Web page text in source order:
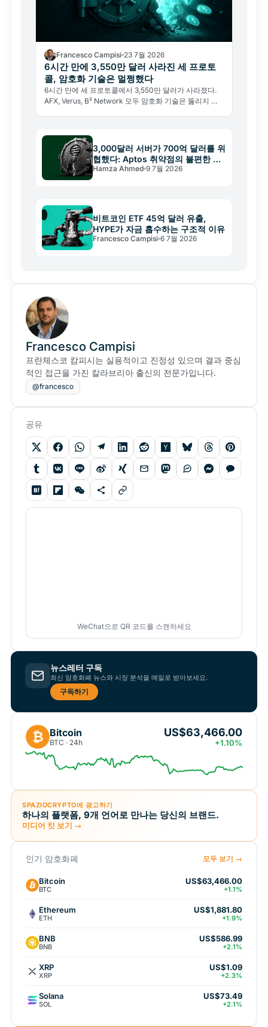
Francesco Campisi 23 7월 2026
6시간 만에 3,550만 달러 사라진 세 프로토
콜, 암호화 기술은 멀쩡했다
6시간 만에 세 프로토콜에서 3,550만 달러가 사라졌다.
AFX, Verus, B² Network 모두 암호화 기술은 뚫리지 않
3,000달러 서버가 700억 달러를 위
협했다: Aptos 취약점의 불편한 교
훈
Hamza Ahmed 9 7월 2026
비트코인 ETF 45억 달러 유출,
HYPE가 자금 흡수하는 구조적 이유
Francesco Campisi 6 7월 2026
Francesco Campisi
프란체스코 캄피시는 실용적이고 진정성 있으며 결과 중심
적인 접근을 가진 칼라브리아 출신의 전문가입니다.
@francesco
공유
WeChat으로 QR 코드를 스캔하세요
뉴스레터 구독
최신 암호화폐 뉴스와 시장 분석을 메일로 받아보세요.
구독하기
₿ Bitcoin
BTC · 24h
US$63,466.00
+1.10%
SPAZIOCRYPTO에 광고하기
하나의 플랫폼, 9개 언어로 만나는 당신의 브랜드.
미디어 킷 보기 →
인기 암호화폐 모두 보기 →
Bitcoin
BTC
US$63,466.00
+1.1%
Ethereum
ETH
US$1,881.80
+1.9%
BNB
BNB
US$586.99
+2.1%
XRP
XRP
US$1.09
+2.3%
Solana
SOL
US$73.49
+2.1%